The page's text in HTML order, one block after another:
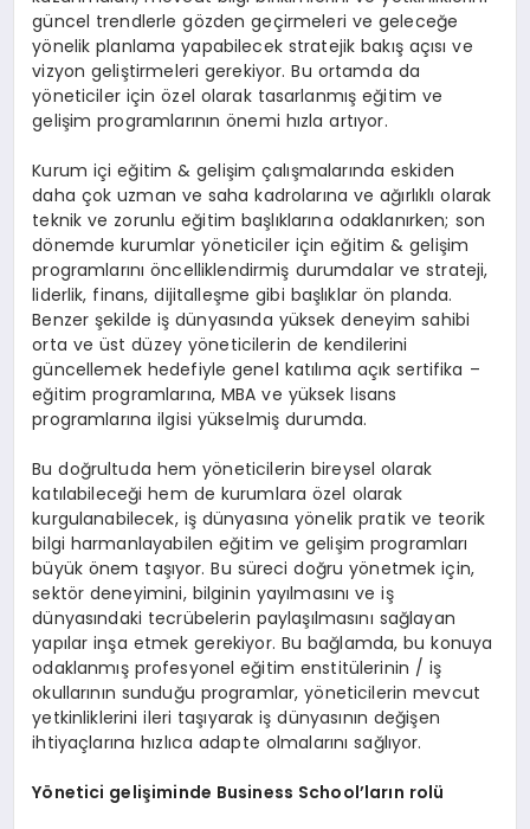
güncel trendlerle gözden geçirmeleri ve geleceğe
yönelik planlama yapabilecek stratejik bakış açısı ve
vizyon geliştirmeleri gerekiyor. Bu ortamda da
yöneticiler için özel olarak tasarlanmış eğitim ve
gelişim programlarının önemi hızla artıyor.
Kurum içi eğitim & gelişim çalışmalarında eskiden
daha çok uzman ve saha kadrolarına ve ağırlıklı olarak
teknik ve zorunlu eğitim başlıklarına odaklanırken; son
dönemde kurumlar yöneticiler için eğitim & gelişim
programlarını öncelliklendirmiş durumdalar ve strateji,
liderlik, finans, dijitalleşme gibi başlıklar ön planda.
Benzer şekilde iş dünyasında yüksek deneyim sahibi
orta ve üst düzey yöneticilerin de kendilerini
güncellemek hedefiyle genel katılıma açık sertifika –
eğitim programlarına, MBA ve yüksek lisans
programlarına ilgisi yükselmiş durumda.
Bu doğrultuda hem yöneticilerin bireysel olarak
katılabileceği hem de kurumlara özel olarak
kurgulanabilecek, iş dünyasına yönelik pratik ve teorik
bilgi harmanlayabilen eğitim ve gelişim programları
büyük önem taşıyor. Bu süreci doğru yönetmek için,
sektör deneyimini, bilginin yayılmasını ve iş
dünyasındaki tecrübelerin paylaşılmasını sağlayan
yapılar inşa etmek gerekiyor. Bu bağlamda, bu konuya
odaklanmış profesyonel eğitim enstitülerinin / iş
okullarının sunduğu programlar, yöneticilerin mevcut
yetkinliklerini ileri taşıyarak iş dünyasının değişen
ihtiyaçlarına hızlıca adapte olmalarını sağlıyor.
Yönetici gelişiminde Business School’ların rolü